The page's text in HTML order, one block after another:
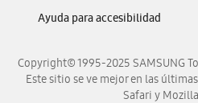
Samsung
Copyright© 1995-2025 SAMSUNG
Este sitio se ve mejor en las
Safari y
Ayuda para accesibilidad